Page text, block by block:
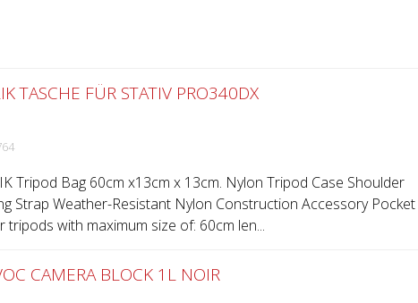
TASCHE FÜR STATIV PRO340DX
Tripod Bag 60cm x13cm x 13cm. Nylon Tripod Case Shoulder
Strap Weather-Resistant Nylon Construction Accessory Pocket
tripods with maximum size of: 60cm len...
CAMERA BLOCK 1L NOIR